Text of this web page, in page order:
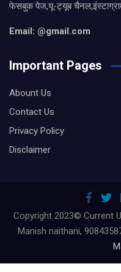
फेसबुक पेज,यू-ट्यूब
Email: @gmail.com
Important Pages
Abount Us
Contact Us
Privacy Policy
Disclaimer
Copyright 2023© Current
Manish naithani,